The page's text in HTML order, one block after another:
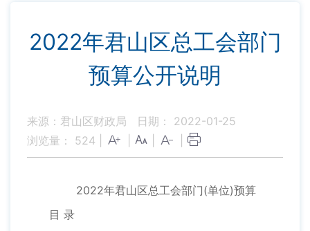
2022年君山区总工会部门
预算公开说明
来源：君山区财政局
日期： 2022-01-25
浏览量： 524
2022年君山区总工会部门(单位)预算
目 录